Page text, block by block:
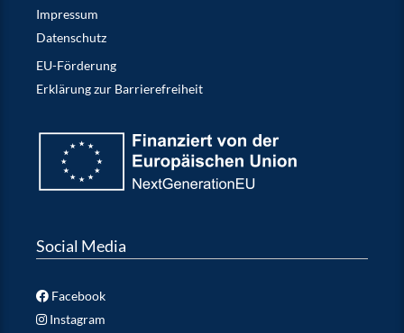
Impressum
Datenschutz
EU-Förderung
Erklärung zur Barrierefreiheit
Social Media
Facebook
Instagram